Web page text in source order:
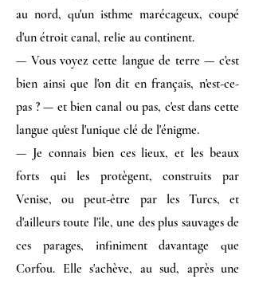
au nord, qu'un isthme marécageux, coupé
d'un étroit canal, relie au continent.
— Vous voyez cette langue de terre — c'est
bien ainsi que l'on dit en français, n'est-ce-
pas ? — et bien canal ou pas, c'est dans cette
langue qu'est l'unique clé de l'énigme.
— Je connais bien ces lieux, et les beaux
forts qui les protègent, construits par
Venise, ou peut-être par les Turcs, et
d'ailleurs toute l'île, une des plus sauvages de
ces parages, infiniment davantage que
Corfou. Elle s'achève, au sud, après une